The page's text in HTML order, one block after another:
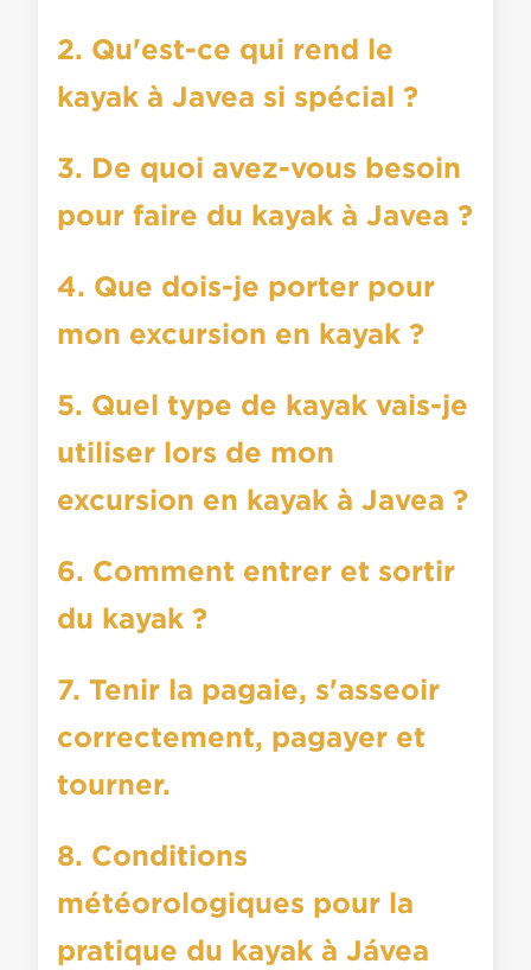
2. Qu'est-ce qui rend le
kayak à Javea si spécial ?
3. De quoi avez-vous besoin
pour faire du kayak à Javea ?
4. Que dois-je porter pour
mon excursion en kayak ?
5. Quel type de kayak vais-je
utiliser lors de mon
excursion en kayak à Javea ?
6. Comment entrer et sortir
du kayak ?
7. Tenir la pagaie, s'asseoir
correctement, pagayer et
tourner.
8. Conditions
météorologiques pour la
pratique du kayak à Jávea